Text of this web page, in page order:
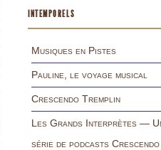
INTEMPORELS
Musiques en Pistes
Pauline, le voyage musical
Crescendo Tremplin
Les Grands Interprètes —
série de podcasts Crescendo